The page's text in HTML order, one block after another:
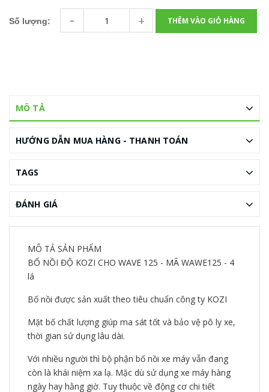
Số lượng: - + THÊM VÀO GIỎ HÀNG
MÔ TẢ
HƯỚNG DẪN MUA HÀNG - THANH TOÁN
TAGS
ĐÁNH GIÁ
MÔ TẢ SẢN PHẨM
BỐ NỒI ĐỘ KOZI CHO WAVE 125 - MÃ WAWE125 - 4
lá
Bố nồi được sản xuất theo tiêu chuẩn công ty KOZI
Mặt bố chất lượng giúp ma sát tốt và bảo vệ pô ly xe,
thời gian sử dụng lâu dài.
Với nhiều người thì bộ phận bố nồi xe máy vẫn đang
còn là khái niệm xa lạ. Mặc dù sử dụng xe máy hàng
ngày hay hằng giờ. Tuy thuộc về động cơ chi tiết